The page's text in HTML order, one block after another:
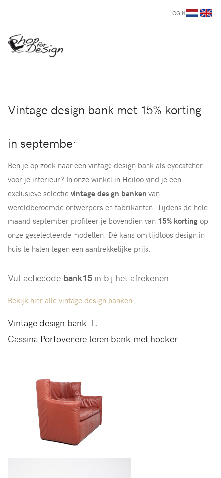
LOGIN
Vintage design bank met 15% korting
in september
Ben je op zoek naar een vintage design bank als eyecatcher
voor je interieur? In onze winkel in Heiloo vind je een
exclusieve selectie vintage design banken van
wereldberoemde ontwerpers en fabrikanten. Tijdens de hele
maand september profiteer je bovendien van 15% korting op
onze geselecteerde modellen. Dé kans om tijdloos design in
huis te halen tegen een aantrekkelijke prijs.
Vul actiecode bank15 in bij het afrekenen.
Bekijk hier alle vintage design banken
Vintage design bank 1 .
Cassina Portovenere leren bank met hocker